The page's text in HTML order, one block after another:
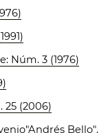
Núm. 3 (1976)
25 (2006)
Bello",